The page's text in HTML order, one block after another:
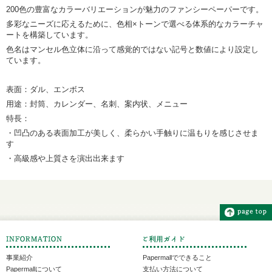
200色の豊富なカラーバリエーションが魅力のファンシーペーパーです。
多彩なニーズに応えるために、色相×トーンで選べる体系的なカラーチャ
ートを構築しています。
色名はマンセル色立体に沿って感覚的ではない記号と数値により設定し
ています。
表面：ダル、エンボス
用途：封筒、カレンダー、名刺、案内状、メニュー
特長：
・凹凸のある表面加工が美しく、柔らかい手触りに温もりを感じさせま
す
・高級感や上質さを演出出来ます
事業紹介
Papermallについて
Papermallでできること
支払い方法について